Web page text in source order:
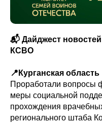
📬 Дайджест
КСВО
📍Курганская область
Проработали вопросы
меры социальной
прохождения
регионального штаба